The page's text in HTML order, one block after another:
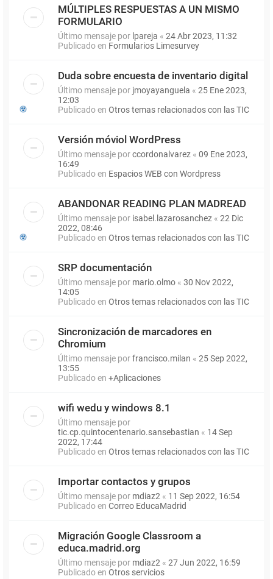
MÚLTIPLES RESPUESTAS A UN MISMO
FORMULARIO
Último mensaje por lpareja « 24 Abr 2023, 11:32
Publicado en Formularios Limesurvey
Duda sobre encuesta de inventario digital
Último mensaje por jmoyayanguela « 25 Ene 2023,
12:03
Publicado en Otros temas relacionados con las TIC
Versión móviol WordPress
Último mensaje porccordonalvarez « 09 Ene 2023,
16:49
Publicado en Espacios WEB con Wordpress
ABANDONAR READING PLAN MADREAD
Último mensaje por isabel.lazarosanchez « 22 Dic
2022, 08:46
Publicado en Otros temas relacionados con las TIC
SRP documentación
Último mensaje por mario.olmo « 30 Nov 2022,
14:05
Publicado en Otros temas relacionados con las TIC
Sincronización de marcadores en
Chromium
Último mensaje porfrancisco.milan « 25 Sep 2022,
13:55
Publicado en +Aplicaciones
wifi wedu y windows 8.1
Último mensaje por
tic.cp.quintocentenario.sansebastian « 14 Sep
2022, 17:44
Publicado en Otros temas relacionados con las TIC
Importar contactos y grupos
Último mensaje por mdiaz2 « 11 Sep 2022, 16:54
Publicado en Correo EducaMadrid
Migración Google Classroom a
educa.madrid.org
Último mensaje por mdiaz2 « 27 Jun 2022, 16:59
Publicado en Otros servicios